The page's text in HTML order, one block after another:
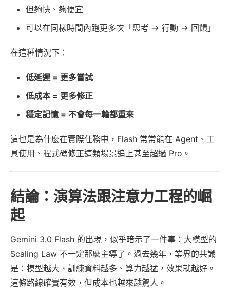
但夠快、夠便宜
可以在同樣時間內跑更多次「思考 → 行動 → 回饋」
在這種情況下：
低延遲 = 更多嘗試
低成本 = 更多修正
穩定記憶 = 不會每一輪都重來
這也是為什麼在實際任務中，Flash 常常能在 Agent、工
具使用、程式碼修正這類場景追上甚至超過 Pro。
結論：演算法跟注意力工程的崛
起
Gemini 3.0 Flash 的出現，似乎暗示了一件事：大模型的
Scaling Law 不一定那麼主導了。過去幾年，業界的共識
是：模型越大、訓練資料越多、算力越猛，效果就越好。
這條路線確實有效，但成本也越來越驚人。